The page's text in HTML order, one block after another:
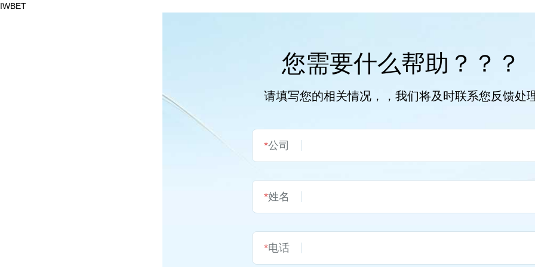
IWBET
您需要什么帮助？？？
请填写您的相关情况，，我们将及时联系您反馈处
*公司
*姓名
*电话